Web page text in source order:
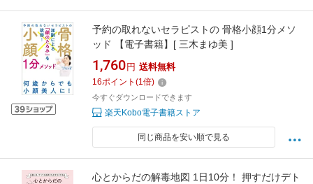
予約の取れないセラピストの 骨格小顔1分メソ
ッド 【電子書籍】[ 三木まゆ美 ]
1,760 円 送料無料
16ポイント (1倍)
今すぐダウンロードできます
楽天Kobo電子書籍ストア
同じ商品を安い順で見る
心とからだの解毒地図 1日10分！ 押すだけデト